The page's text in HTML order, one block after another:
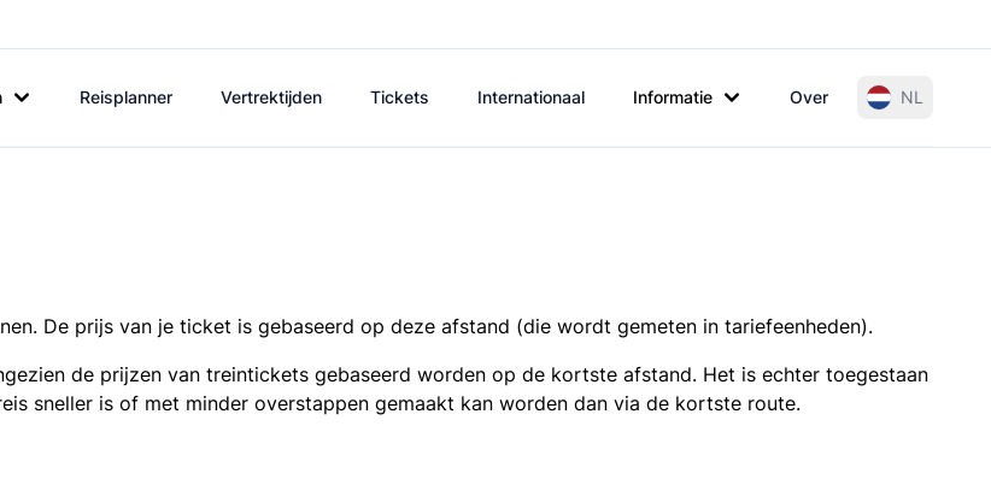
Reisplanner Vertrektijden Tickets Internationaal Informatie Over NL
De prijs van je ticket is gebaseerd op deze afstand (die wordt gemeten in tariefeenheden).
de prijzen van treintickets gebaseerd worden op de kortste afstand. Het is echter toegestaan
sneller is of met minder overstappen gemaakt kan worden dan via de kortste route.